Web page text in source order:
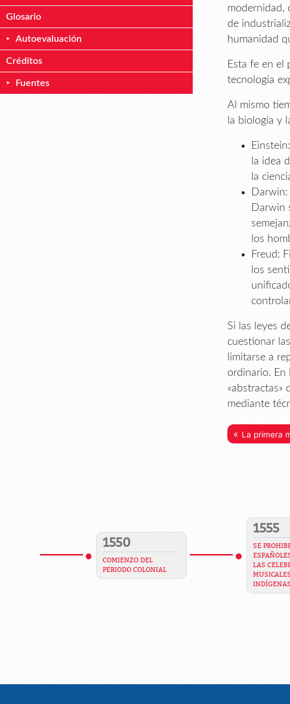
Glosario
Autoevaluación
Créditos
Fuentes
modernidad,
de
humanidad
Esta fe en el
tecnología
Al mismo
la biología y
la idea
la
los
Freud:
los
Si las leyes
cuestionar
limitarse a
ordinario. En
«abstractas»
mediante
« La primera
1550
COMIENZO DEL
PERIODO COLONIAL
1555
SE
LAS
INDÍGENAS